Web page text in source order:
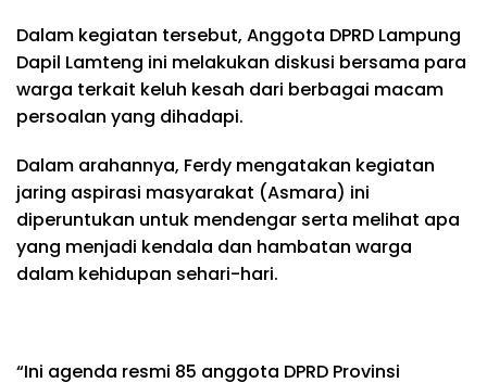
Dalam kegiatan tersebut, Anggota DPRD Lampung
Dapil Lamteng ini melakukan diskusi bersama para
warga terkait keluh kesah dari berbagai macam
persoalan yang dihadapi.
Dalam arahannya, Ferdy mengatakan kegiatan
jaring aspirasi masyarakat (Asmara) ini
diperuntukan untuk mendengar serta melihat apa
yang menjadi kendala dan hambatan warga
dalam kehidupan sehari-hari.
“Ini agenda resmi 85 anggota DPRD Provinsi